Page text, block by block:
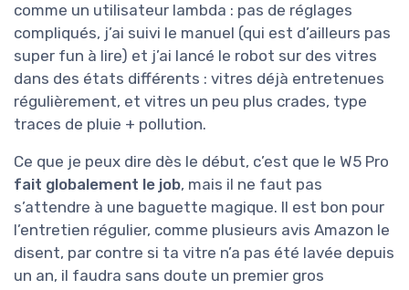
comme un utilisateur lambda : pas de réglages
compliqués, j’ai suivi le manuel (qui est d’ailleurs pas
super fun à lire) et j’ai lancé le robot sur des vitres
dans des états différents : vitres déjà entretenues
régulièrement, et vitres un peu plus crades, type
traces de pluie + pollution.
Ce que je peux dire dès le début, c’est que le W5 Pro
fait globalement le job, mais il ne faut pas
s’attendre à une baguette magique. Il est bon pour
l’entretien régulier, comme plusieurs avis Amazon le
disent, par contre si ta vitre n’a pas été lavée depuis
un an, il faudra sans doute un premier gros